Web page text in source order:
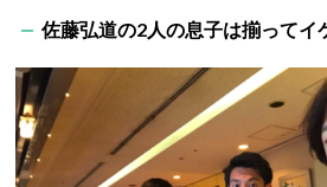
佐藤弘道の2人の息子は揃ってイ